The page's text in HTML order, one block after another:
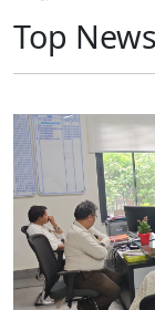
Top News